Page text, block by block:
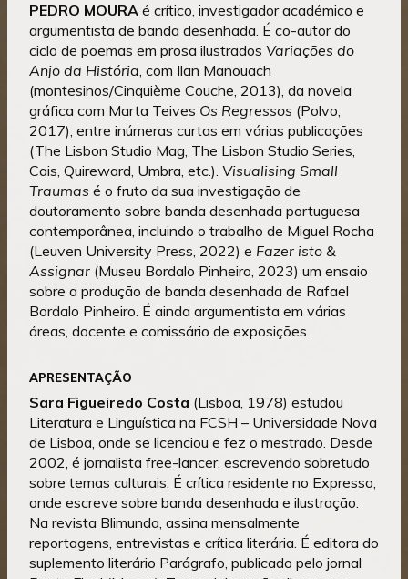
PEDRO MOURA é crítico, investigador académico e
argumentista de banda desenhada. É co-autor do
ciclo de poemas em prosa ilustrados Variações do
Anjo da História, com Ilan Manouach
(montesinos/Cinquième Couche, 2013), da novela
gráfica com Marta Teives Os Regressos (Polvo,
2017), entre inúmeras curtas em várias publicações
(The Lisbon Studio Mag, The Lisbon Studio Series,
Cais, Quireward, Umbra, etc.). Visualising Small
Traumas é o fruto da sua investigação de
doutoramento sobre banda desenhada portuguesa
contemporânea, incluindo o trabalho de Miguel Rocha
(Leuven University Press, 2022) e Fazer isto &
Assignar (Museu Bordalo Pinheiro, 2023) um ensaio
sobre a produção de banda desenhada de Rafael
Bordalo Pinheiro. É ainda argumentista em várias
áreas, docente e comissário de exposições.
APRESENTAÇÃO
Sara Figueiredo Costa (Lisboa, 1978) estudou
Literatura e Linguística na FCSH – Universidade Nova
de Lisboa, onde se licenciou e fez o mestrado. Desde
2002, é jornalista free-lancer, escrevendo sobretudo
sobre temas culturais. É crítica residente no Expresso,
onde escreve sobre banda desenhada e ilustração.
Na revista Blimunda, assina mensalmente
reportagens, entrevistas e crítica literária. É editora do
suplemento literário Parágrafo, publicado pelo jornal